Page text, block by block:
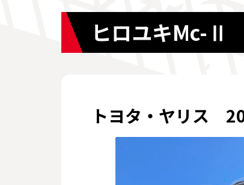
ヒロユキMc-Ⅱ
トヨタ・ヤリス